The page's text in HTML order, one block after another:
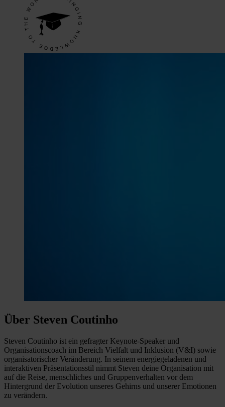
Über Steven Coutinho
Steven Coutinho ist ein gefragter Keynote-Speaker und
Organisationscoach im Bereich Vielfalt und Inklusion (V&I) sowie
organisatorischer Veränderung. In seinem energiegeladenen und
interaktiven Präsentationsstil nimmt Steven deine Organisation mit
auf die Reise, menschliches und Gruppenverhalten vor dem
Hintergrund der Evolution unseres Gehirns und unserer Emotionen
zu verändern.